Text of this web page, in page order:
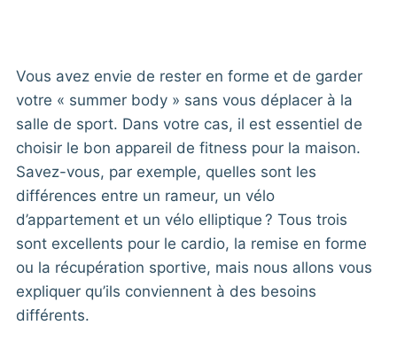
Vous avez envie de rester en forme et de garder
votre « summer body » sans vous déplacer à la
salle de sport. Dans votre cas, il est essentiel de
choisir le bon appareil de fitness pour la maison.
Savez-vous, par exemple, quelles sont les
différences entre un rameur, un vélo
d’appartement et un vélo elliptique ? Tous trois
sont excellents pour le cardio, la remise en forme
ou la récupération sportive, mais nous allons vous
expliquer qu’ils conviennent à des besoins
différents.